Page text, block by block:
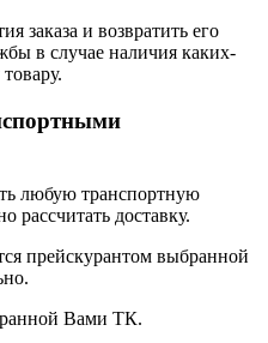
заказа и возвратить его
в случае наличия каких-
любую транспортную
рассчитать доставку.
прейскурантом выбранной
Вами ТК.